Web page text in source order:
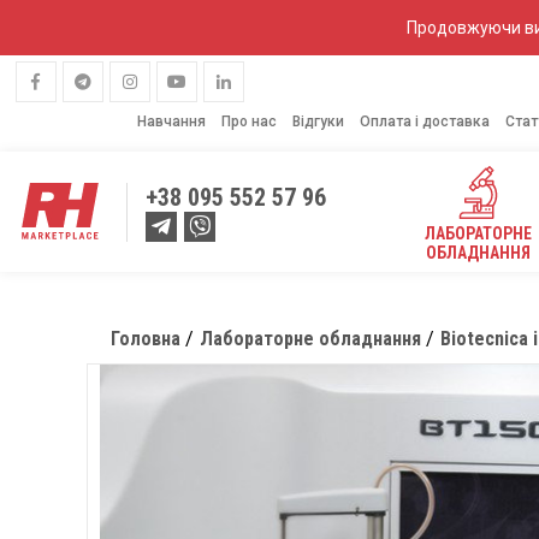
Продовжуючи
Навчання Про нас Відгуки Оплата і доставка
+38 095 552 57 96
ЛАБОРАТОРНЕ
ОБЛАДНАННЯ
Головна Лабораторне обладнання Biotecnica